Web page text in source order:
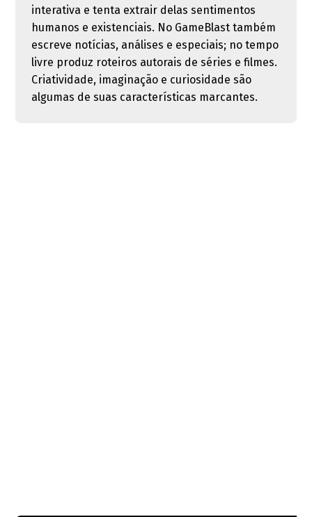
interativa e tenta extrair delas sentimentos
humanos e existenciais. No GameBlast também
escreve notícias, análises e especiais; no tempo
livre produz roteiros autorais de séries e filmes.
Criatividade, imaginação e curiosidade são
algumas de suas características marcantes.